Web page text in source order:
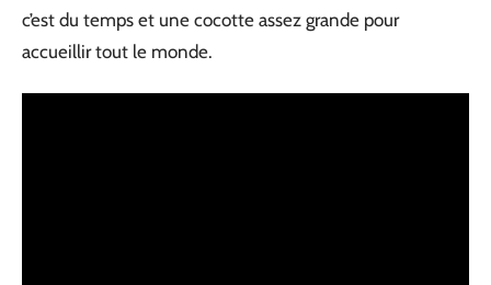
c’est du temps et une cocotte assez grande pour
accueillir tout le monde.